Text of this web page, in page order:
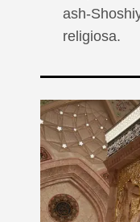
ash-
religiosa.